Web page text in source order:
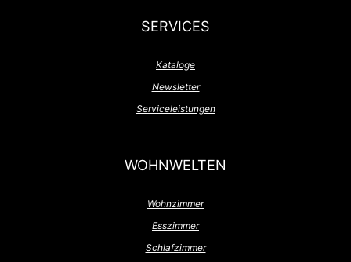
SERVICES
Kataloge
Newsletter
Serviceleistungen
WOHNWELTEN
Wohnzimmer
Esszimmer
Schlafzimmer